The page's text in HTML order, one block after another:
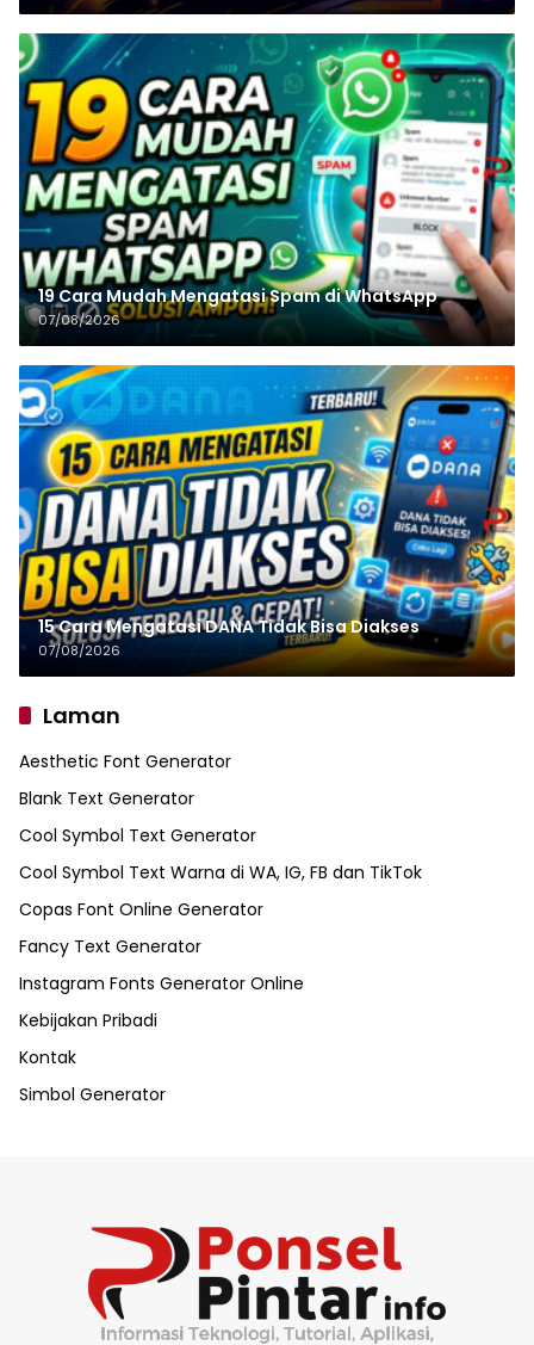
19 Cara Mudah Mengatasi Spam di WhatsApp
07/08/2026
15 Cara Mengatasi DANA Tidak Bisa Diakses
07/08/2026
Laman
Aesthetic Font Generator
Blank Text Generator
Cool Symbol Text Generator
Cool Symbol Text Warna di WA, IG, FB dan TikTok
Copas Font Online Generator
Fancy Text Generator
Instagram Fonts Generator Online
Kebijakan Pribadi
Kontak
Simbol Generator